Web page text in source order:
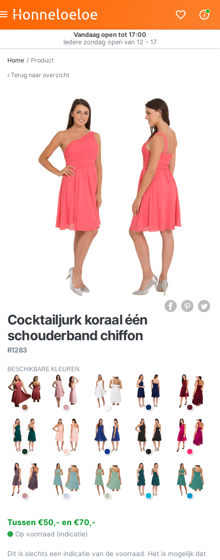
Vandaag open tot 17:00
Iedere zondag open van 12 - 17
Home
Product
Terug naar overzicht
Cocktailjurk koraal één
schouderband chiffon
R1283
BESCHIKBARE KLEUREN
Tussen €50,- en €70,-
Op voorraad (indicatie)
Dit is slechts een indicatie van de voorraad. Het is mogelijk dat